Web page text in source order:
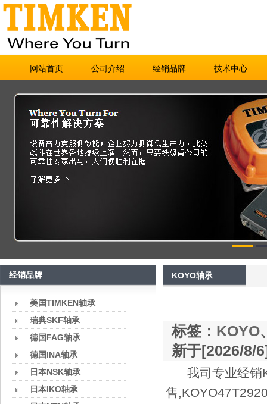
网站首页 公司介绍 经销品牌 技术中心
经销品牌
美国TIMKEN轴承
瑞典SKF轴承
德国FAG轴承
德国INA轴承
日本NSK轴承
日本IKO轴承
KOYO轴承
标签： KOYO
新于[2026/8/
我司专业经销
售